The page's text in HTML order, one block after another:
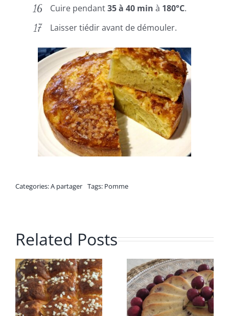
Cuire pendant35 à 40 min à 180°C.
Laisser tiédir avant de démouler.
Categories:A partager Tags: Pomme
Related Posts